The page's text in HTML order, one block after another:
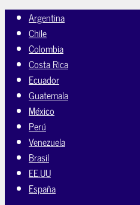
Argentina
Chile
Colombia
Costa Rica
Ecuador
Guatemala
México
Perú
Venezuela
Brasil
EE.UU
España